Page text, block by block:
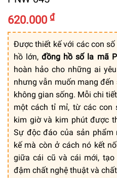
620.000 ₫
Được thiết kế với các con
hồ lớn,đồng hồ số la mã
hoàn hảo cho những ai
nhưng vẫn muốn mang
không gian sống. Mỗi chi
một cách tỉ mỉ, từ các con
kim giờ và kim phút được
Sự độc đáo của sản
kế mà còn ở cách nó kết
giữa cái cũ và cái mới,
đậm chất nghệ thuật và